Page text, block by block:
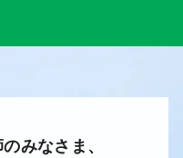
みなさま、